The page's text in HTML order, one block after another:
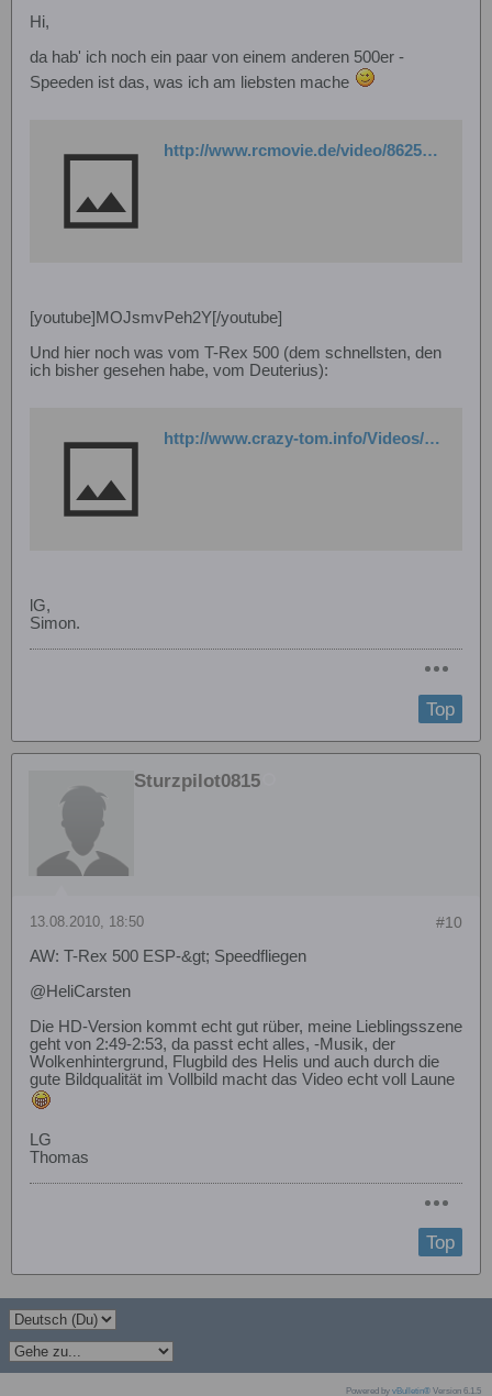
Hi,
da hab' ich noch ein paar von einem anderen 500er -
Speeden ist das, was ich am liebsten mache
http://www.rcmovie.de/video/862569752334234a29b5/SJM-430-ein-bisschen-rumheizen
[youtube]MOJsmvPeh2Y[/youtube]
Und hier noch was vom T-Rex 500 (dem schnellsten, den
ich bisher gesehen habe, vom Deuterius):
http://www.crazy-tom.info/Videos/200905_Frotheim/Frotheim09_UliHaslinde_T-Rex500.wmv
lG,
Simon.
Top
Sturzpilot0815
#10
13.08.2010, 18:50
AW: T-Rex 500 ESP-&gt; Speedfliegen
@HeliCarsten
Die HD-Version kommt echt gut rüber, meine Lieblingsszene
geht von 2:49-2:53, da passt echt alles, -Musik, der
Wolkenhintergrund, Flugbild des Helis und auch durch die
gute Bildqualität im Vollbild macht das Video echt voll Laune
LG
Thomas
Top
Powered by vBulletin® Version 6.1.5